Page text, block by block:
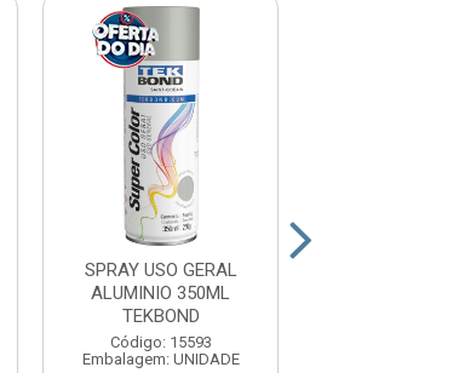
SPRAY USO GERAL
ALUMINIO 350ML
TEKBOND
Código: 15593
Embalagem: UNIDADE